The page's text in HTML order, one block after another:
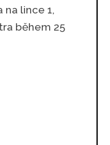
lince 1,
během 25